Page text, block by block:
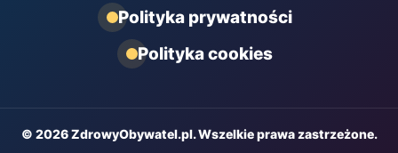
Polityka prywatności
Polityka cookies
© 2026 ZdrowyObywatel.pl. Wszelkie prawa zastrzeżone.